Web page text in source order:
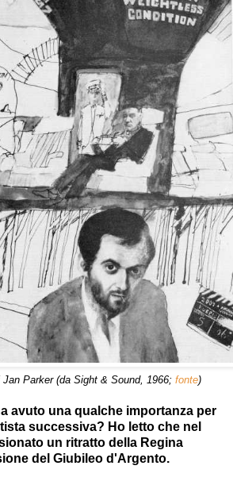
Parker (da Sight & Sound, 1966; fonte)
avuto una qualche importanza per
successiva? Ho letto che nel
un ritratto della Regina
del Giubileo d'Argento.